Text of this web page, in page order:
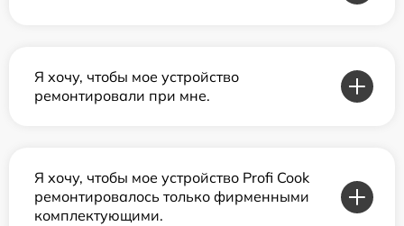
Я хочу, чтобы мое устройство
ремонтировали при мне.
Я хочу, чтобы мое устройство Profi Cook
ремонтировалось только фирменными
комплектующими.